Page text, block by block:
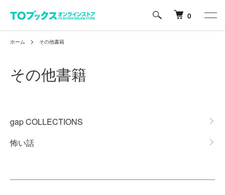
0
ホーム その他書籍
その他書籍
gap COLLECTIONS
怖い話